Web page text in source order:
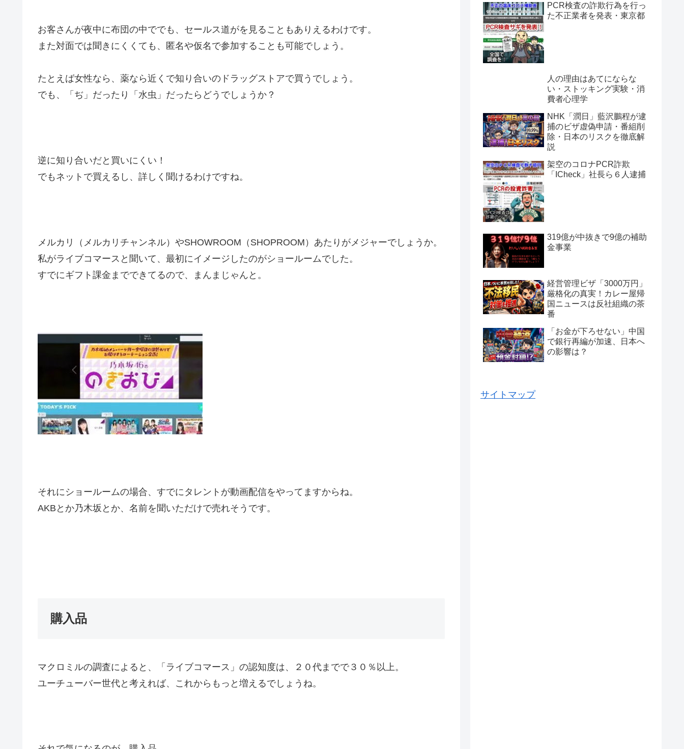
お客さんが夜中に布団の中ででも、セールス道がを見ることもありえるわけです。
また対面では聞きにくくても、匿名や仮名で参加することも可能でしょう。
たとえば女性なら、薬なら近くで知り合いのドラッグストアで買うでしょう。
でも、「ぢ」だったり「水虫」だったらどうでしょうか？
逆に知り合いだと買いにくい！
でもネットで買えるし、詳しく聞けるわけですね。
メルカリ（メルカリチャンネル）やSHOWROOM（SHOPROOM）あたりがメジャーでしょうか。
私がライブコマースと聞いて、最初にイメージしたのがショールームでした。
すでにギフト課金までできてるので、まんまじゃんと。
それにショールームの場合、すでにタレントが動画配信をやってますからね。
AKBとか乃木坂とか、名前を聞いただけで売れそうです。
購入品
マクロミルの調査によると、「ライブコマース」の認知度は、２０代までで３０％以上。
ユーチューバー世代と考えれば、これからもっと増えるでしょうね。
PCR検査の詐欺行為を行っ
た不正業者を発表・東京都
人の理由はあてにならな
い・ストッキング実験・消
費者心理学
NHK「潤日」藍沢鵬程が逮
捕のビザ虚偽申請・番組削
除・日本のリスクを徹底解
説
架空のコロナPCR詐欺
「ICheck」社長ら６人逮捕
319億が中抜きで9億の補助
金事業
経営管理ビザ「3000万円」
厳格化の真実！カレー屋帰
国ニュースは反社組織の茶
番
「お金が下ろせない」中国
で銀行再編が加速、日本へ
の影響は？
サイトマップ